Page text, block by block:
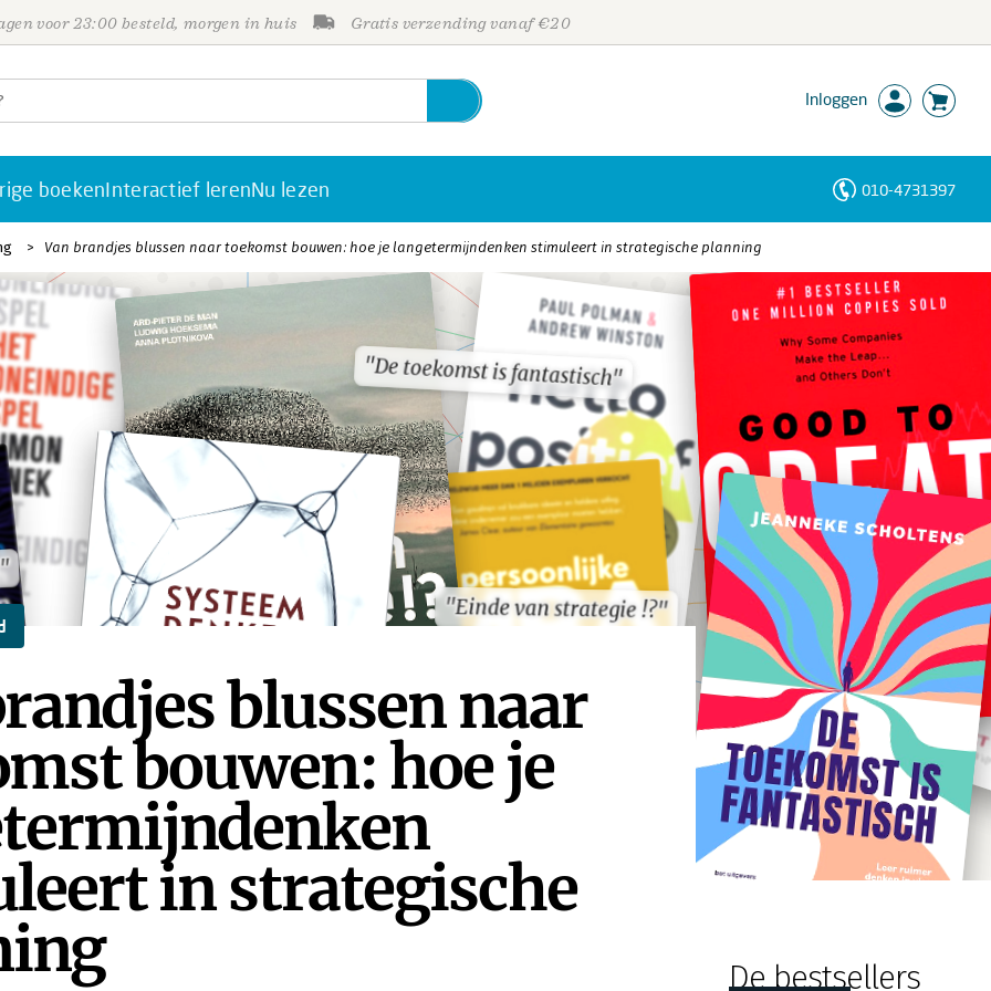
voor 23:00 besteld, morgen in huis Gratis verzending vanaf €20
Inloggen
boekenInteractief lerenNu lezen 010-4731397
Van brandjes blussen naar toekomst bouwen: hoe je langetermijndenken stimuleert in strategische planning
"De toekomst is fantastisch"
"Einde van strategie !?"
"De toekomst is fantastisch"
"Einde van strategie !?"
blussen naar
bouwen: hoe je
in strategische
De bestsellers
Personen
Trefwoorden